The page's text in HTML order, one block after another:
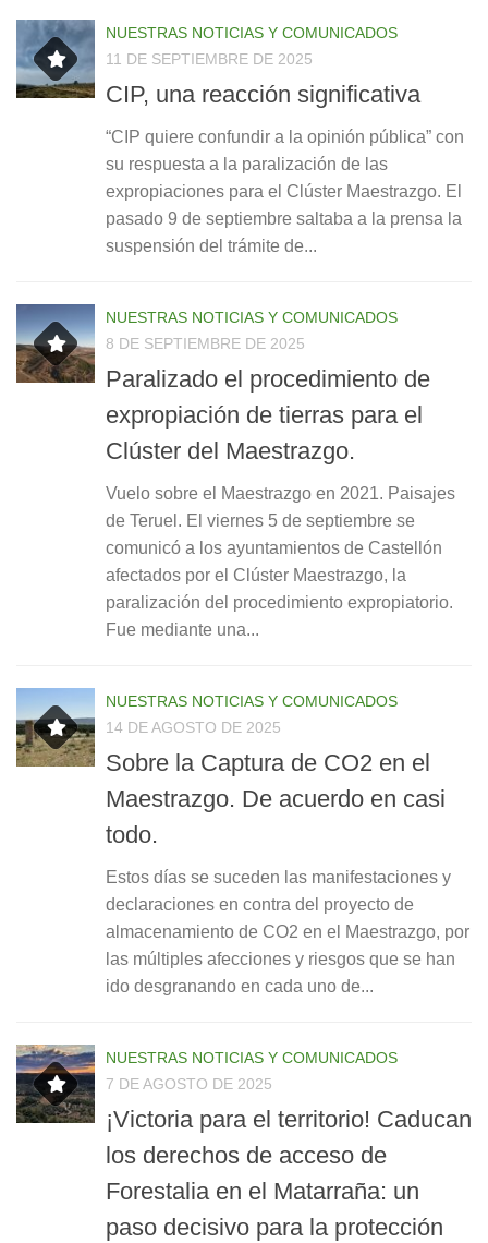
NUESTRAS NOTICIAS Y COMUNICADOS
11 DE SEPTIEMBRE DE 2025
CIP, una reacción significativa
“CIP quiere confundir a la opinión pública” con
su respuesta a la paralización de las
expropiaciones para el Clúster Maestrazgo. El
pasado 9 de septiembre saltaba a la prensa la
suspensión del trámite de...
NUESTRAS NOTICIAS Y COMUNICADOS
8 DE SEPTIEMBRE DE 2025
Paralizado el procedimiento de
expropiación de tierras para el
Clúster del Maestrazgo.
Vuelo sobre el Maestrazgo en 2021. Paisajes
de Teruel. El viernes 5 de septiembre se
comunicó a los ayuntamientos de Castellón
afectados por el Clúster Maestrazgo, la
paralización del procedimiento expropiatorio.
Fue mediante una...
NUESTRAS NOTICIAS Y COMUNICADOS
14 DE AGOSTO DE 2025
Sobre la Captura de CO2 en el
Maestrazgo. De acuerdo en casi
todo.
Estos días se suceden las manifestaciones y
declaraciones en contra del proyecto de
almacenamiento de CO2 en el Maestrazgo, por
las múltiples afecciones y riesgos que se han
ido desgranando en cada uno de...
NUESTRAS NOTICIAS Y COMUNICADOS
7 DE AGOSTO DE 2025
¡Victoria para el territorio! Caducan
los derechos de acceso de
Forestalia en el Matarraña: un
paso decisivo para la protección